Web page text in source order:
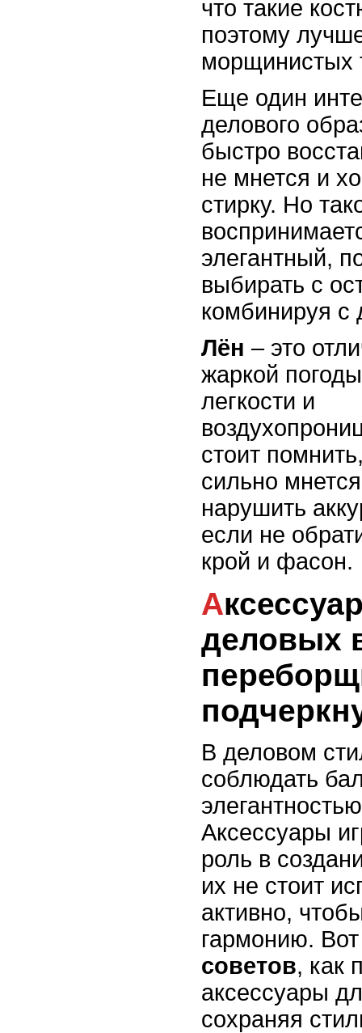
что такие
поэтому
морщинистых
Еще один
делового
быстро
не мнется и
стирку. Но
элегантный,
выбирать с
комбинируя с
Лён – это
жаркой
легкости и
стоит
сильно
нарушить
если не
крой и фасон.
Аксессуары для
деловых
В деловом
соблюдать
Аксессуары
роль в
их не стоит
активно,
гармонию.
советов, как
аксессуары
сохраняя